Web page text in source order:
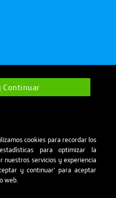
cookies para recordar los
para optimizar la
nuestros servicios y experiencia
y continuar’ para aceptar
web.
Continuar